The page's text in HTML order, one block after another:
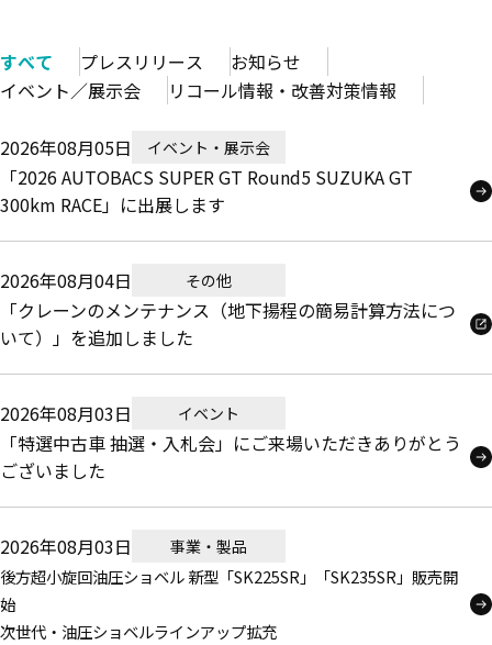
すべて プレスリリース
お知らせ
イベント／展示会
リコール情報・改善対策情報
2026年08月05日 イベント・展示会
「2026 AUTOBACS SUPER GT Round5 SUZUKA GT
300km RACE」に出展します
2026年08月04日 その他
「クレーンのメンテナンス（地下揚程の簡易計算方法につ
いて）」を追加しました
2026年08月03日 イベント
「特選中古車 抽選・入札会」にご来場いただきありがとう
ございました
2026年08月03日 事業・製品
後方超小旋回油圧ショベル 新型「SK225SR」「SK235SR」販売開
始
次世代・油圧ショベルラインアップ拡充